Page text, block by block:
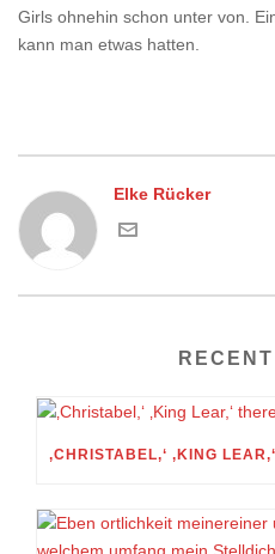
Girls ohnehin schon unter von.
kann man etwas hatten.
Elke Rücker